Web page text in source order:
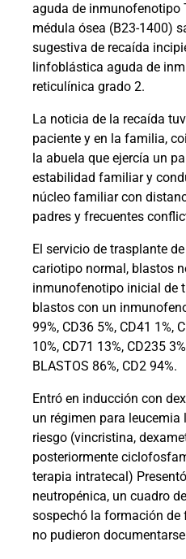
aguda de inmunofenotipo
médula ósea (B23-1400)
sugestiva de recaída
linfoblástica aguda de
reticulínica grado 2.
La noticia de la recaída
paciente y en la familia,
la abuela que ejercía un
estabilidad familiar y
núcleo familiar con
padres y frecuentes
El servicio de trasplante
cariotipo normal, blastos
inmunofenotipo inicial de
blastos con un
99%, CD36 5%, CD41 1%,
10%, CD71 13%, CD235
BLASTOS 86%, CD2 94%.
Entró en inducción con
un régimen para
riesgo (vincristina,
posteriormente
terapia intratecal)
neutropénica, un cuadro
sospechó la formación de
no pudieron